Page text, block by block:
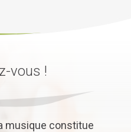
vous !
musique constitue